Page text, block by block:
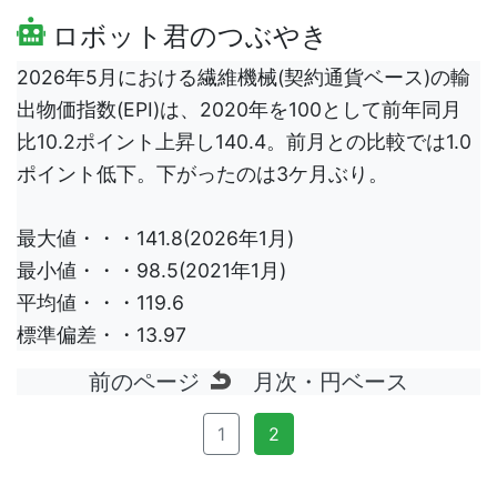
ロボット君のつぶやき
2026年5月における繊維機械(契約通貨ベース)の輸
出物価指数(EPI)は、2020年を100として前年同月
比10.2ポイント上昇し140.4。前月との比較では1.0
ポイント低下。下がったのは3ケ月ぶり。
最大値・・・141.8(2026年1月)
最小値・・・98.5(2021年1月)
平均値・・・119.6
標準偏差・・13.97
前のページ 月次・円ベース
1 2